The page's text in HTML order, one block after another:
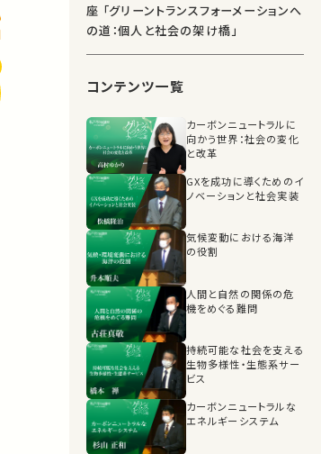
座 「グリーントランスフォーメーションへ
の道：個人と社会の架け橋」
コンテンツ一覧
カーボンニュートラルに
向かう世界：社会の変化
と改革
GXを成功に導くためのイ
ノベーションと社会実装
気候変動における海洋
の役割
人間と自然の関係の危
機をめぐる難問
持続可能な社会を支える
生物多様性・生態系サー
ビス
カーボンニュートラルな
エネルギーシステム